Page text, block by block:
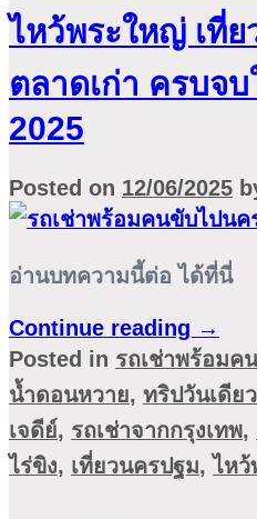
ไหว้พระใหญ่ เที่ย
ตลาดเก่า ครบจบ
2025
Posted on 12/06/2025
อ่านบทความนี้ต่อ ได้ที่นี่
Continue reading →
Posted in รถเช่าพร้อมค
น้ำดอนหวาย, ทริปวันเดียว
เจดีย์, รถเช่าจากกรุงเทพ,
ไร่ขิง, เที่ยวนครปฐม,ไหว้